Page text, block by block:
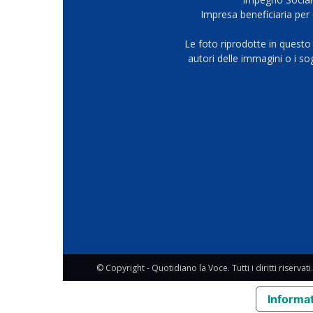
Impresa beneficiaria
Le foto riprodotte in
autori delle immagini o i
© Copyright - Quotidiano la Voce. Tutti i diritti riservati.